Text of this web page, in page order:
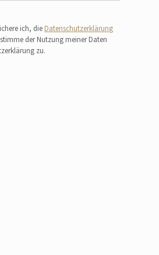
ich, die Datenschutzerklärung
der Nutzung meiner Daten
zu.